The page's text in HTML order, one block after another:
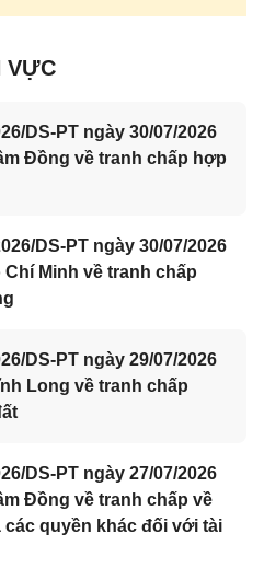
VỰC
DS-PT ngày 30/07/2026
Đồng về tranh chấp hợp
DS-PT ngày 30/07/2026
Chí Minh về tranh chấp
DS-PT ngày 29/07/2026
Long về tranh chấp
DS-PT ngày 27/07/2026
Đồng về tranh chấp về
quyền khác đối với tài